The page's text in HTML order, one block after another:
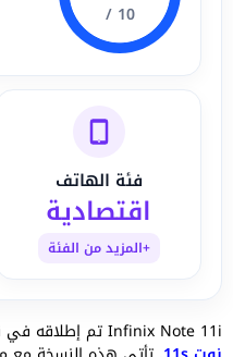
10 /
فئة الهاتف
اقتصادية
+المزيد من الفئة
Infinix Note 11i تم إطلاقه في نوفمبر 2021 إلى جانب